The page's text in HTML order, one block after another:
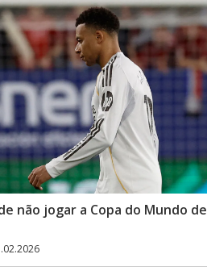
não jogar a Copa do Mundo de